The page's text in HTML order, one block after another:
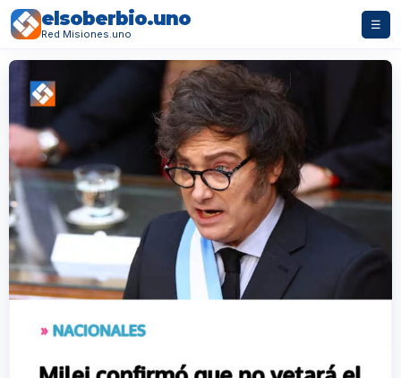
elsoberbio.uno
Red Misiones.uno
☰